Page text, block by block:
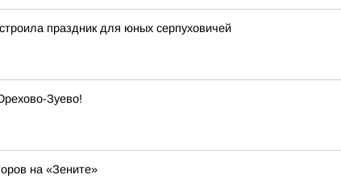
праздник для юных серпуховичей
Зуево!
на «Зените»